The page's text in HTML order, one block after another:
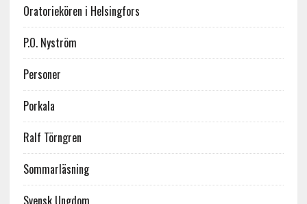
Oratoriekören i Helsingfors
P.O. Nyström
Personer
Porkala
Ralf Törngren
Sommarläsning